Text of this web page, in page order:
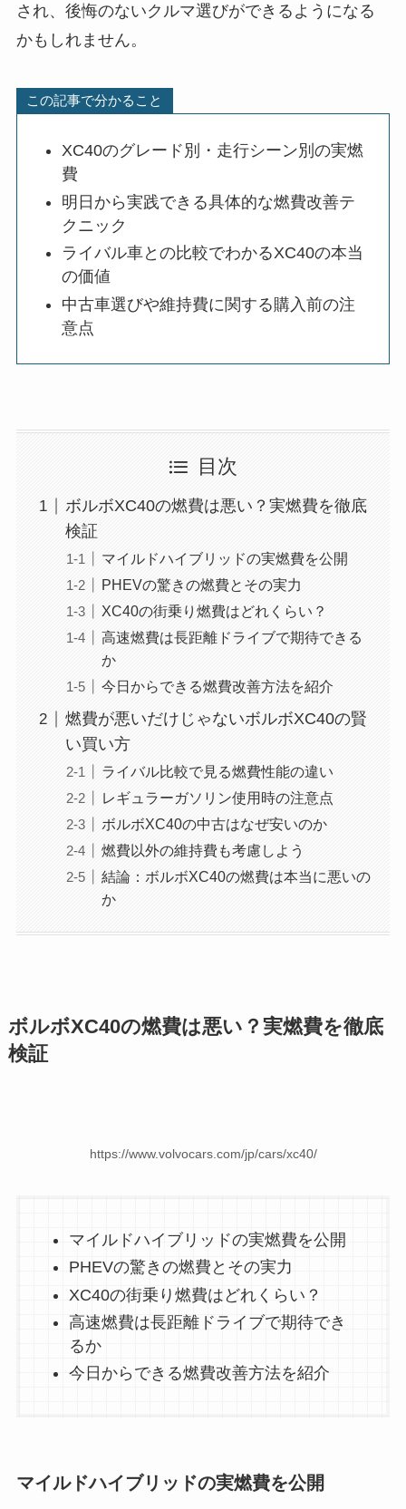
され、後悔のないクルマ選びができるようになる
かもしれません。
この記事で分かること
XC40のグレード別・走行シーン別の実燃
費
明日から実践できる具体的な燃費改善テ
クニック
ライバル車との比較でわかるXC40の本当
の価値
中古車選びや維持費に関する購入前の注
意点
目次
ボルボXC40の燃費は悪い？実燃費を徹底
検証
マイルドハイブリッドの実燃費を公開
PHEVの驚きの燃費とその実力
XC40の街乗り燃費はどれくらい？
高速燃費は長距離ドライブで期待できる
か
今日からできる燃費改善方法を紹介
燃費が悪いだけじゃないボルボXC40の賢
い買い方
ライバル比較で見る燃費性能の違い
レギュラーガソリン使用時の注意点
ボルボXC40の中古はなぜ安いのか
燃費以外の維持費も考慮しよう
結論：ボルボXC40の燃費は本当に悪いの
か
ボルボXC40の燃費は悪い？実燃費を徹底
検証
https://www.volvocars.com/jp/cars/xc40/
マイルドハイブリッドの実燃費を公開
PHEVの驚きの燃費とその実力
XC40の街乗り燃費はどれくらい？
高速燃費は長距離ドライブで期待でき
るか
今日からできる燃費改善方法を紹介
マイルドハイブリッドの実燃費を公開